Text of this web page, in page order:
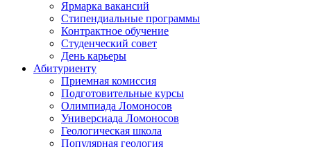
Ярмарка вакансий
Стипендиальные программы
Контрактное обучение
Студенческий совет
День карьеры
Абитуриенту
Приемная комиссия
Подготовительные курсы
Олимпиада Ломоносов
Универсиада Ломоносов
Геологическая школа
Популярная геология